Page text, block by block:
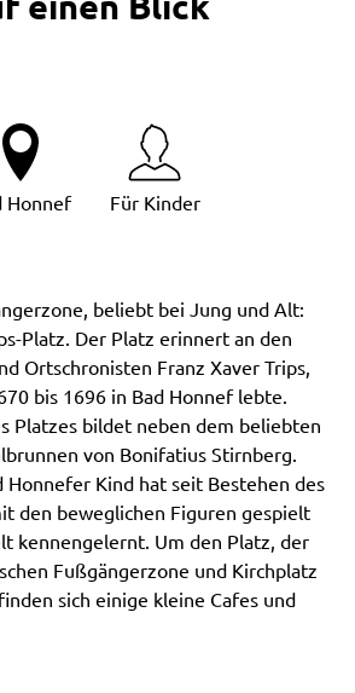
Honnef Für Kinder
beliebt bei Jung und Alt:
Platz. Der Platz erinnert an den
Ortschronisten Franz Xaver Trips,
bis 1696 in Bad Honnef lebte.
Platzes bildet neben dem beliebten
von Bonifatius Stirnberg.
Honnefer Kind hat seit Bestehen des
den beweglichen Figuren gespielt
kennengelernt. Um den Platz, der
Fußgängerzone und Kirchplatz
sich einige kleine Cafes und